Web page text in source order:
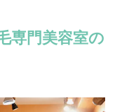
専門美容室の